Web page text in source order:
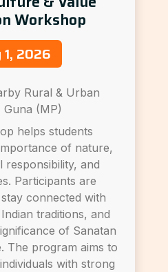
Workshop
1, 2026
Rural & Urban
Guna (MP)
helps students
of nature,
responsibility, and
Participants are
connected with
traditions, and
of Sanatan
The program aims to
with strong